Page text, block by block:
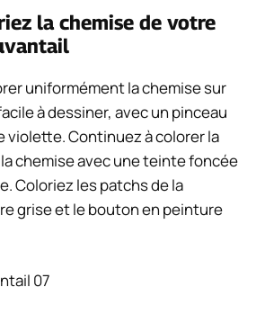
la chemise de votre
uniformément la chemise sur
à dessiner, avec un pinceau
violette. Continuez à colorer la
chemise avec une teinte foncée
Coloriez les patchs de la
grise et le bouton en peinture